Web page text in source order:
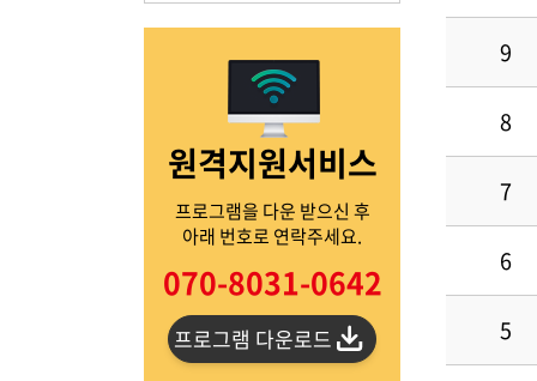
은진송씨의 전달 사항을원격지원서비스
프로그램을 다운 받으신 후
아래 번호로 연락주세요.
070-8031-0642
프로그램 다운로드
9
8
7
6
5